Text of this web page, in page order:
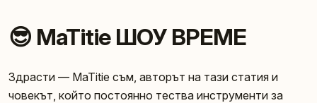
😎 MaTitie ШОУ ВРЕМЕ
Здрасти — MaTitie съм, авторът на тази статия и
човекът, който постоянно тества инструменти за